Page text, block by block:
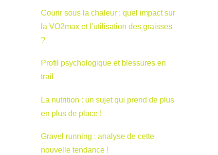
Courir sous la chaleur : quel impact sur
la VO2max et l’utilisation des graisses
?
Profil psychologique et blessures en
trail
La nutrition : un sujet qui prend de plus
en plus de place !
Gravel running : analyse de cette
nouvelle tendance !